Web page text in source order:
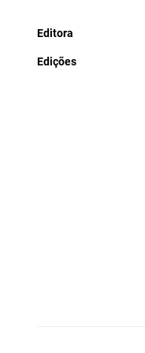
Editora
Edições